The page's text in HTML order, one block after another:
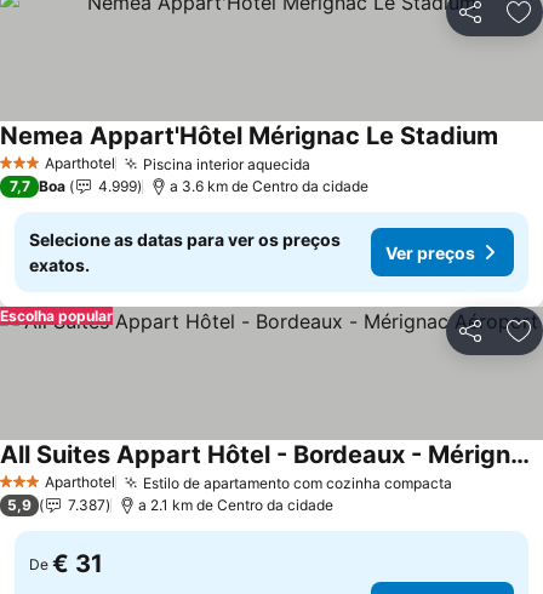
Partilhar
3 EstrelasAparthotel Piscina interior aquecida
Nemea Appart'Hôtel Mérignac Le Stadium
7,7 Boa 4.999 a 3.6 km de Centro da cidade
Selecione as datas para ver os preços
exatos.
Ver preços
Partilhar
Escolha popular
3 EstrelasAparthotel Estilo de apartamento com cozinha compacta
All Suites Appart Hôtel - Bordeaux - Mérignac Aéroport
5,9 7.387 a 2.1 km de Centro da cidade
De € 31